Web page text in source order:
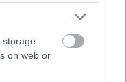
storage
on web or
és